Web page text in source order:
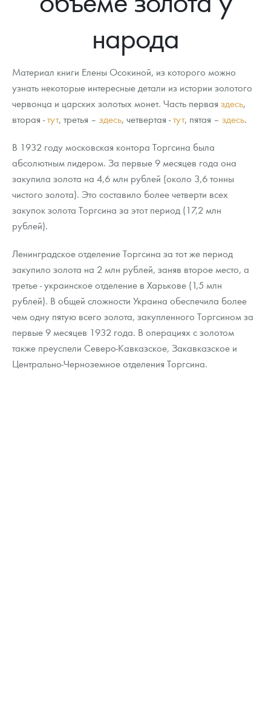
Русская нумизматика
Наборы подарочных и коллекционных монет
Монеты и жетоны из недрагоценных металлов
Книги по нумизматике
народа
Материал книги Елены Осокиной, из которого можно
узнать некоторые интересные детали из истории золотого
червонца и царских золотых монет. Часть первая здесь,
вторая -тут, третья – здесь, четвертая -тут, пятая – здесь.
В 1932 году московская контора Торгсина была
абсолютным лидером. За первые 9 месяцев года она
закупила золота на 4,6 млн рублей (около 3,6 тонны
чистого золота). Это составило более четверти всех
закупок золота Торгсина за этот период (17,2 млн
рублей).
Ленинградское отделение Торгсина за тот же период
закупило золота на 2 млн рублей, заняв второе место, а
третье - украинское отделение в Харькове (1,5 млн
рублей). В общей сложности Украина обеспечила более
чем одну пятую всего золота, закупленного Торгсином за
первые 9 месяцев 1932 года. В операциях с золотом
также преуспели Северо-Кавказское, Закавказское и
Центрально-Черноземное отделения Торгсина.